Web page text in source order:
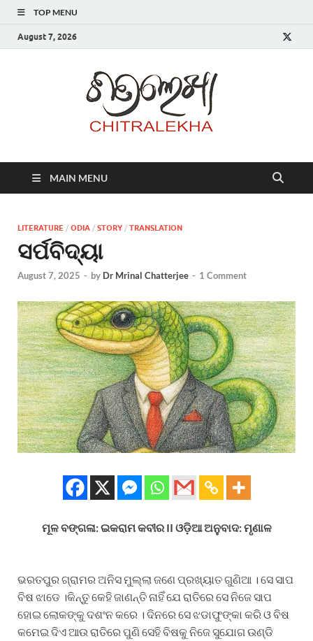
TOP MENU
August 7, 2026
MAIN MENU
LITERATURE / ODIA / STORY / TRANSLATION
ସର୍ପବିଦ୍ୟା
August 7, 2025 - by Dr Mrinal Chatterjee - 1 Comment
ମୂଳ ବଙ୍ଗଳା: ଇକରାମ କବୀର II ଓଡ଼ିଆ ଅନୁବାଦ: ମୃଣାଳ
ଭରତପୁର ଗ୍ରାମର ଅନିସ ମୁଲ୍ଲା ଜଣେ ପ୍ରଖ୍ୟାତ ଗୁଣିଆ । ସେ ସାପ
ବିଷ ଝାଡେ ।କିନ୍ତୁ କେହି ଜାଣନ୍ତି ନାହିଁ ଯେ ରାତିରେ ସେ ନିଜେ ସାପ
ହୋଇ ଲୋକଙ୍କୁ ଦଶଂନ କରେ । ଦିନରେ ସେ ଝଡାଫୁଙ୍କା କରି ଓ ବିଷ
କମେଇ ଦିଏ ଆଉ ରାତିରେ ପୁଣି ସେହି ବିଷକୁ ନିଜେ ସୁଯୋଗ ଉଣ୍ଡି